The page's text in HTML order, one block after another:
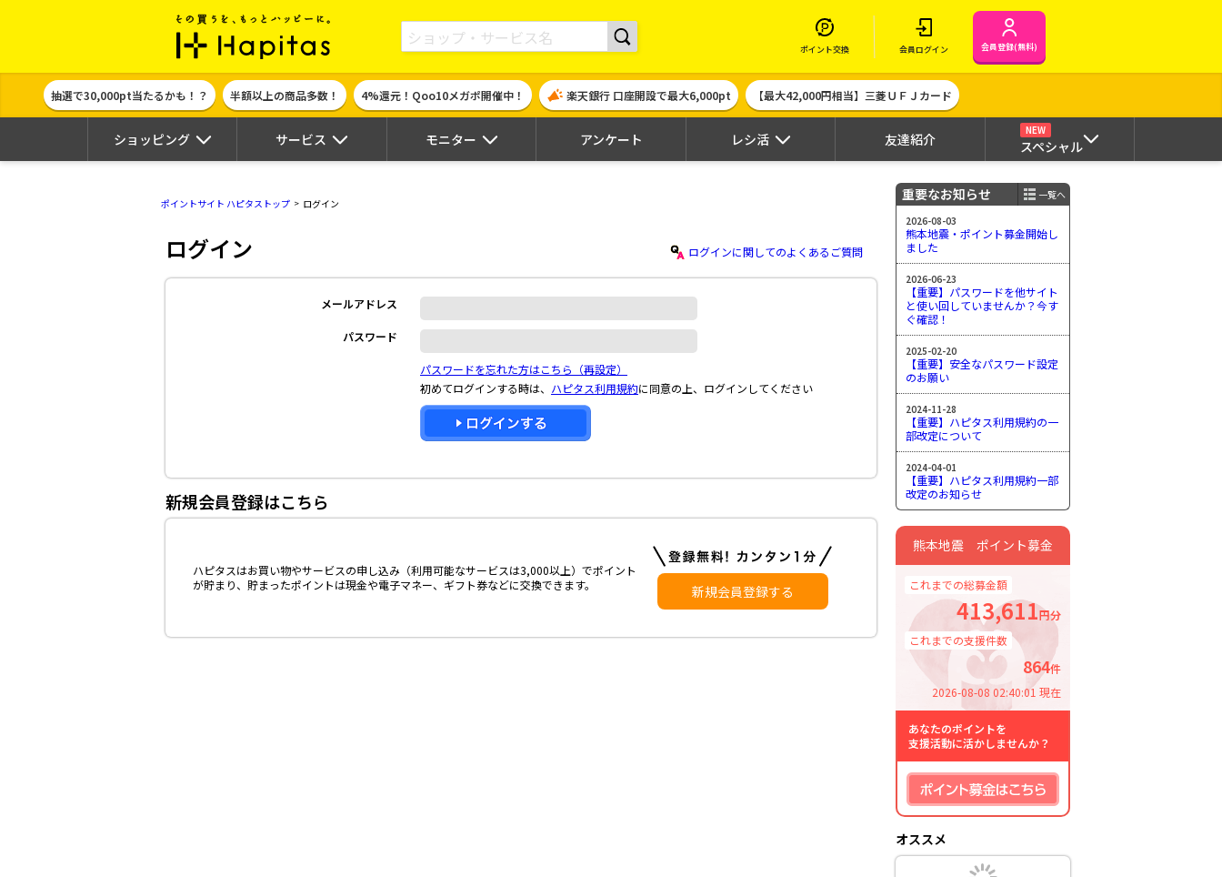
ポイント貯めて現金やギフト券に交換できるポイントサイト | ハピタス
ポイント交換 会員ログイン 会員登録(無料)
抽選で30,000pt当たるかも！？ 半額以上の商品多数！ 4%還元！Qoo10メガポ開催中！ 楽天銀行 口座開設で最大6,000pt 【最大42,000円相当】三菱ＵＦＪカード
ショッピング サービス モニター アンケート レシ活 友達紹介
NEW
スペシャル
ポイントサイト ハピタストップ ログイン
ログイン ログインに関してのよくあるご質問
メールアドレス
パスワード
パスワードを忘れた方はこちら（再設定）
初めてログインする時は、 ハピタス利用規約に同意の上、ログインしてください
新規会員登録はこちら
ハピタスはお買い物やサービスの申し込み（利用可能なサービスは3,000以上）でポイント
が貯まり、貯まったポイントは現金や電子マネー、ギフト券などに交換できます。
新規会員登録する
重要なお知らせ
一覧へ
2026-08-03
熊本地震・ポイント募金開始し
ました
2026-06-23
【重要】パスワードを他サイト
と使い回していませんか？今す
ぐ確認！
2025-02-20
【重要】安全なパスワード設定
のお願い
2024-11-28
【重要】ハピタス利用規約の一
部改定について
2024-04-01
【重要】ハピタス利用規約一部
改定のお知らせ
熊本地震 ポイント募金
これまでの総募金額
413,611円分
これまでの支援件数
864件
2026-08-08 02:40:01 現在
あなたのポイントを
支援活動に活かしませんか？
オススメ